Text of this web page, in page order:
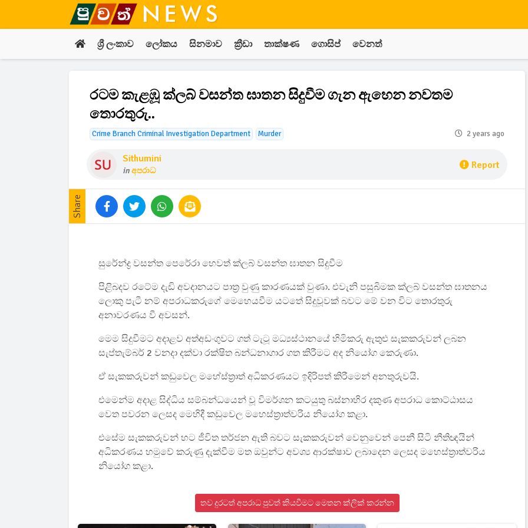
ශ්‍රී ලංකාව ලෝකය සිනමාව ක්‍රීඩා තාක්ෂණ ගොසිප් වෙනත්
රටම කැළඹූ ක්ලබ් වසන්ත ඝාතන සිදුවීම ගැන ඇහෙන නවතම
තොරතුරු..
Crime Branch Criminal Investigation Department Murder 2 years ago
Sithumini
inඅපරාධ Report
Share
සුරේන්ද්‍ර වසන්ත පෙරේරා හෙවත් ක්ලබ් වසන්ත ඝාතන සිදුවීම
පිළිබදව රටේම දැඩි අවදානයට පාත්‍ර වුණු කාරණයක් වුණා. එවැනි පසුබිමක ක්ලබ් වසන්ත ඝාතනය
ලොකු පැටී නම් අපරාධකරුගේ මෙහෙයවීම යටතේ සිදුවූවක් බවට මේ වන විට තොරතුරු
අනාවරණය වී අවසන්.
මෙම සිදුවීමට අදාළව අත්අඩංගුවට ගත් ටැටූ මධ්‍යස්ථානයේ හිමිකරු ඇතුළු සැකකරුවන් ලබන
සැප්තැම්බර් 2 වනදා දක්වා රක්ෂිත බන්ධනාගාර ගත කිරීමට අද නියෝග කෙරුණා.
ඒ සැකකරුවන් කඩුවෙල මහේස්ත්‍රාත් අධිකරණයට ඉදිරිපත් කිරීමෙන් අනතුරුවයි.
එමෙන්ම අදාළ සිද්ධිය සම්බන්ධයෙන් වූ විමර්ශන කටයුතු බස්නාහිර දකුණ අපරාධ කොට්ඨාසය
වෙත පවරන ලෙසද මෙහිදී කඩුවෙල මහෙස්ත්‍රාත්වරිය නියෝග කළා.
එසේම සැකකරුවන් හට ජීවිත තර්ජන ඇති බවට සැකකරුවන් වෙනුවෙන් පෙනී සිටි නීතිඥයින්
අධිකරණය හමුවේ කරුණු දැක්වීම මත ඔවුන්ට අවශ්‍ය ආරක්ෂාව ලබාදෙන ලෙසද මහෙස්ත්‍රාත්වරිය
නියෝග කළා.
තව දුරටත් අපරාධ පුවත් කියවීමට මෙතන ක්ලික් කරන්න